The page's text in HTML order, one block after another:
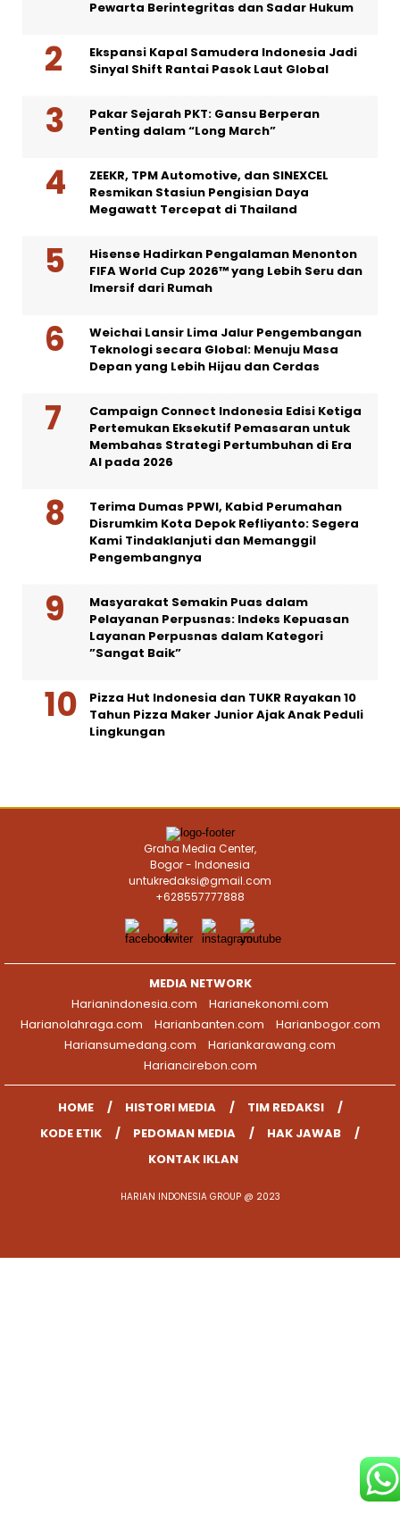
Pewarta Berintegritas dan Sadar Hukum
Ekspansi Kapal Samudera Indonesia Jadi
Sinyal Shift Rantai Pasok Laut Global
Pakar Sejarah PKT: Gansu Berperan
Penting dalam “Long March”
ZEEKR, TPM Automotive, dan SINEXCEL
Resmikan Stasiun Pengisian Daya
Megawatt Tercepat di Thailand
Hisense Hadirkan Pengalaman Menonton
FIFA World Cup 2026™ yang Lebih Seru dan
Imersif dari Rumah
Weichai Lansir Lima Jalur Pengembangan
Teknologi secara Global: Menuju Masa
Depan yang Lebih Hijau dan Cerdas
Campaign Connect Indonesia Edisi Ketiga
Pertemukan Eksekutif Pemasaran untuk
Membahas Strategi Pertumbuhan di Era
AI pada 2026
Terima Dumas PPWI, Kabid Perumahan
Disrumkim Kota Depok Refliyanto: Segera
Kami Tindaklanjuti dan Memanggil
Pengembangnya
Masyarakat Semakin Puas dalam
Pelayanan Perpusnas: Indeks Kepuasan
Layanan Perpusnas dalam Kategori
”Sangat Baik”
Pizza Hut Indonesia dan TUKR Rayakan 10
Tahun Pizza Maker Junior Ajak Anak Peduli
Lingkungan
Graha Media Center,
Bogor - Indonesia
untukredaksi@gmail.com
+628557777888
MEDIA NETWORK
Harianindonesia.com
Harianekonomi.com
Harianolahraga.com
Harianbanten.com
Harianbogor.com
Hariansumedang.com
Hariankarawang.com
Hariancirebon.com
HOME HISTORI MEDIA
TIM REDAKSI
KODE ETIK
PEDOMAN MEDIA
HAK JAWAB
KONTAK IKLAN
HARIAN INDONESIA GROUP @ 2023